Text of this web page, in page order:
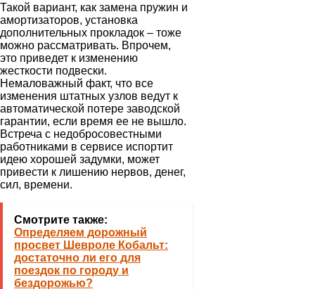
Такой вариант, как замена пружин и
амортизаторов, установка
дополнительных прокладок ‒ тоже
можно рассматривать. Впрочем,
это приведет к изменению
жесткости подвески.
Немаловажный факт, что все
изменения штатных узлов ведут к
автоматической потере заводской
гарантии, если время ее не вышло.
Встреча с недобросовестными
работниками в сервисе испортит
идею хорошей задумки, может
привести к лишению нервов, денег,
сил, времени.
Смотрите также:
Определяем дорожный
просвет Шевроле Кобальт:
достаточно ли его для
поездок по городу и
бездорожью?